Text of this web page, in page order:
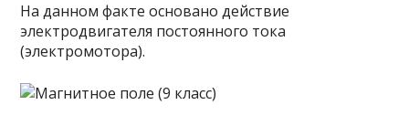
На данном факте основано действие
электродвигателя постоянного тока
(электромотора).